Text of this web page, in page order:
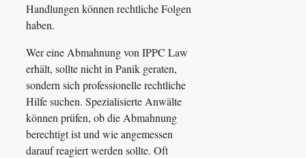
Handlungen können rechtliche Folgen
haben.
Wer eine Abmahnung von IPPC Law
erhält, sollte nicht in Panik geraten,
sondern sich professionelle rechtliche
Hilfe suchen. Spezialisierte Anwälte
können prüfen, ob die Abmahnung
berechtigt ist und wie angemessen
darauf reagiert werden sollte. Oft